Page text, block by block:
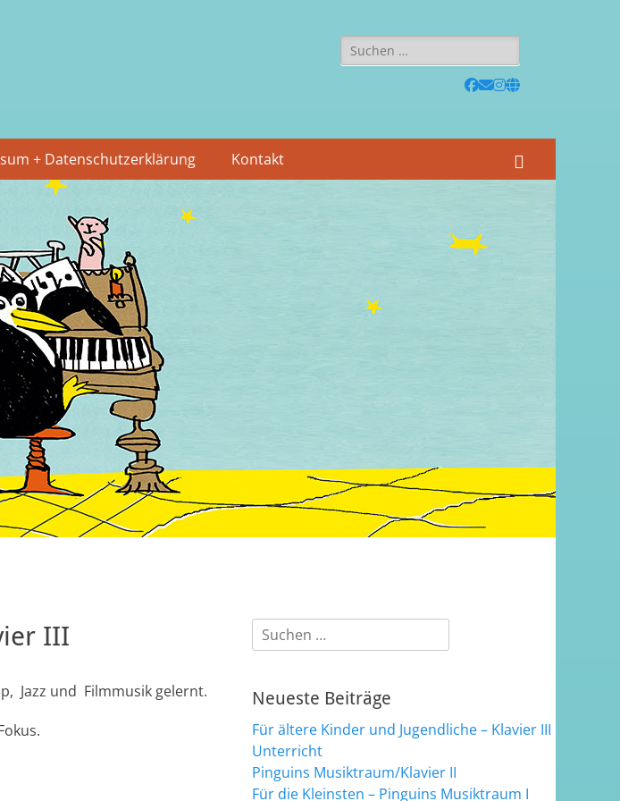
Suchen
nach:
Facebook
E-Instagram
Website
+ Datenschutzerklärung Kontakt
III
Jazz und Filmmusik gelernt.
Suchen
nach:
Neueste Beiträge
Für ältere Kinder und Jugendliche – Klavier III
Unterricht
Pinguins Musiktraum/Klavier II
Für die Kleinsten – Pinguins Musiktraum I